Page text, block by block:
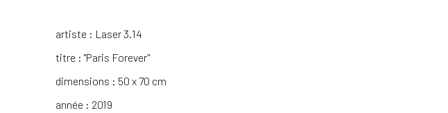
artiste : Laser 3.14
titre : "Paris Forever"
dimensions : 50 x 70 cm
année : 2019